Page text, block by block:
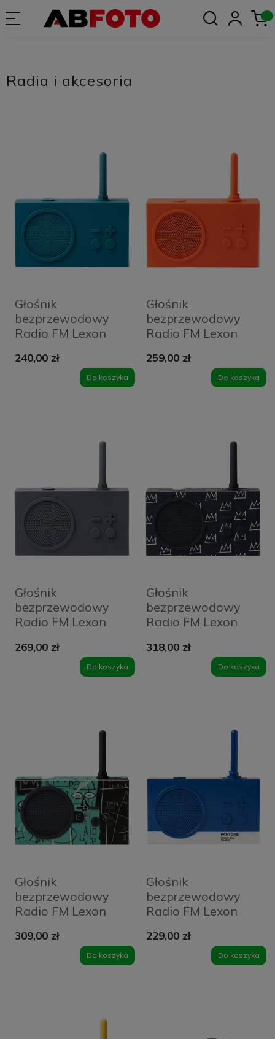
Radia i akcesoria
Głośnik
bezprzewodowy
Radio FM Lexon
Duck Blue
240,00 zł
Do koszyka
Głośnik
bezprzewodowy
Radio FM Lexon
Pomarańczowy -
259,00 zł
Do koszyka
Głośnik
bezprzewodowy
Radio FM Lexon
Dark Grey
269,00 zł
Do koszyka
Głośnik
bezprzewodowy
Radio FM Lexon
Crown Czarny -
318,00 zł
Do koszyka
Głośnik
bezprzewodowy
Radio FM Lexon
Equals Pi Czarny -
309,00 zł
Do koszyka
Głośnik
bezprzewodowy
Radio FM Lexon
Niebieski - Blue
229,00 zł
Do koszyka